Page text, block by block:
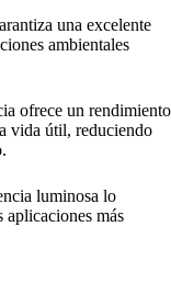
una excelente
ambientales
ofrece un rendimiento
vida útil, reduciendo
luminosa lo
aplicaciones más